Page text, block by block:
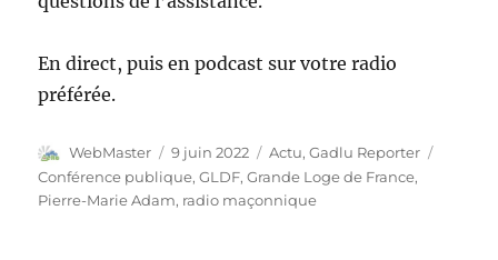
En direct, puis en podcast sur votre radio
préférée.
Auteur
WebMaster
Publié
le
9 juin 2022 Catégories
Actu,Gadlu Reporter
Conférence publique,GLDF,Grande Loge de France,
Pierre-Marie Adam, radio maçonnique